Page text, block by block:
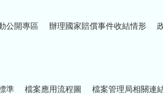
公開專區 辦理國家賠償事件收結情形
準 檔案應用流程圖 檔案管理局相關連